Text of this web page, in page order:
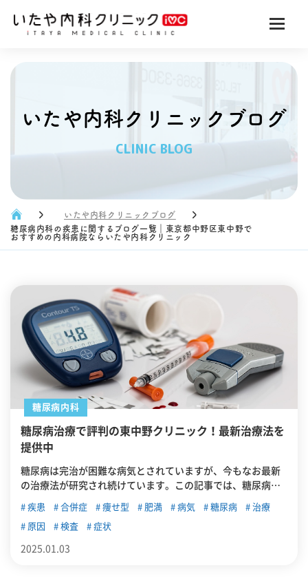
いたや内科クリニックブログ
CLINIC BLOG
いたや内科クリニックブログ
糖尿病内科の疾患に関するブログ一覧｜東京都中野区東中野で
おすすめの内科病院ならいたや内科クリニック
糖尿病内科
糖尿病治療で評判の東中野クリニック！最新治療法を
提供中
糖尿病は完治が困難な病気とされていますが、今もなお最新
の治療法が研究され続けています。この記事では、糖尿病の
ックを紹介します。
疾患 合併症 痩せ型 肥満 病気 糖尿病 治療
原因 検査 症状
2025.01.03